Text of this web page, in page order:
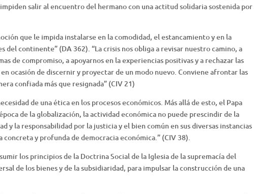
salir al encuentro del hermano con una actitud solidaria sostenida por
que le impida instalarse en la comodidad, el estancamiento y en la
continente” (DA 362). “La crisis nos obliga a revisar nuestro camino, a
de compromiso, a apoyarnos en la experiencias positivas y a rechazar las
ocasión de discernir y proyectar de un modo nuevo. Conviene afrontar las
confiada más que resignada” (CIV 21)
de una ética en los procesos económicos. Más allá de esto, el Papa
de la globalización, la actividad económica no puede prescindir de la
y la responsabilidad por la justicia y el bien común en sus diversas instancias
y profunda de democracia económica.” (CIV 38).
los principios de la Doctrina Social de la Iglesia de la supremacía del
de los bienes y de la subsidiaridad, para impulsar la construcción de una